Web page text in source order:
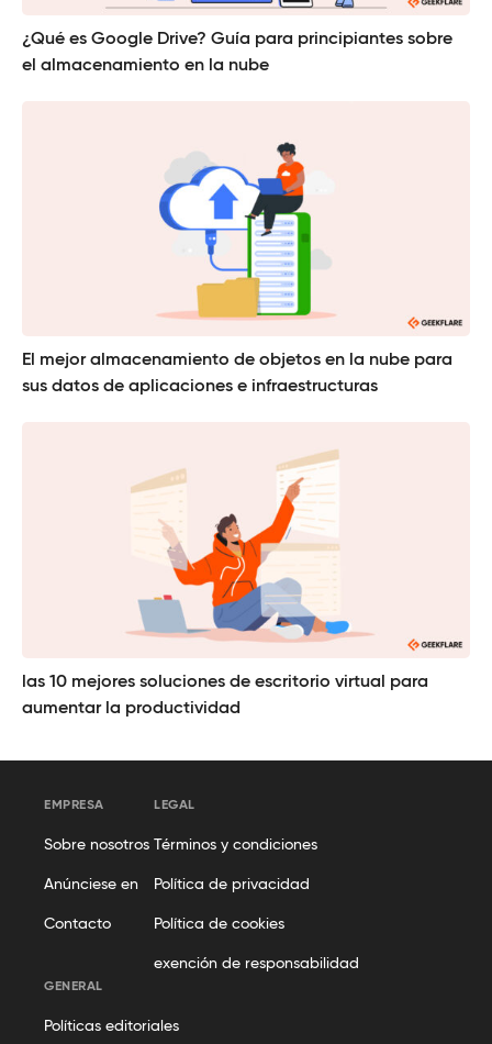
¿Qué es Google Drive? Guía para principiantes sobre
el almacenamiento en la nube
El mejor almacenamiento de objetos en la nube para
sus datos de aplicaciones e infraestructuras
las 10 mejores soluciones de escritorio virtual para
aumentar la productividad
EMPRESA
Sobre nosotros
Anúnciese en
Contacto
LEGAL
Términos y condiciones
Política de privacidad
Política de cookies
exención de responsabilidad
GENERAL
Políticas editoriales